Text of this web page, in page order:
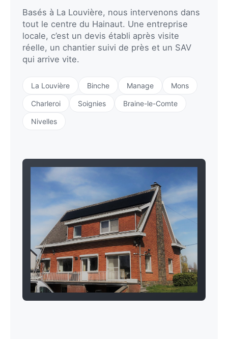
Basés à La Louvière, nous intervenons dans
tout le centre du Hainaut. Une entreprise
locale, c’est un devis établi après visite
réelle, un chantier suivi de près et un SAV
qui arrive vite.
La Louvière Binche Manage Mons
Charleroi Soignies Braine-le-Comte
Nivelles